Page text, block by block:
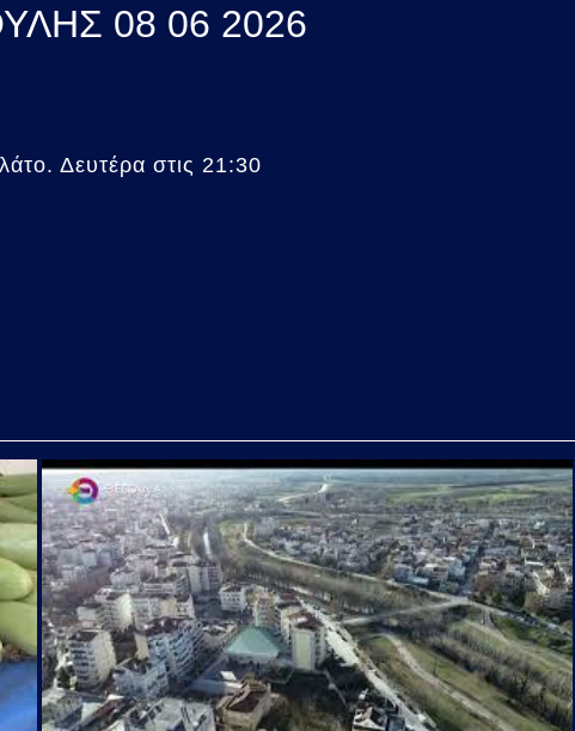
08 06 2026
Δευτέρα στις 21:30